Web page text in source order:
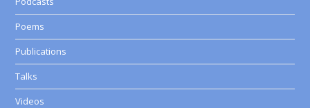
Poems
Publications
Talks
Videos